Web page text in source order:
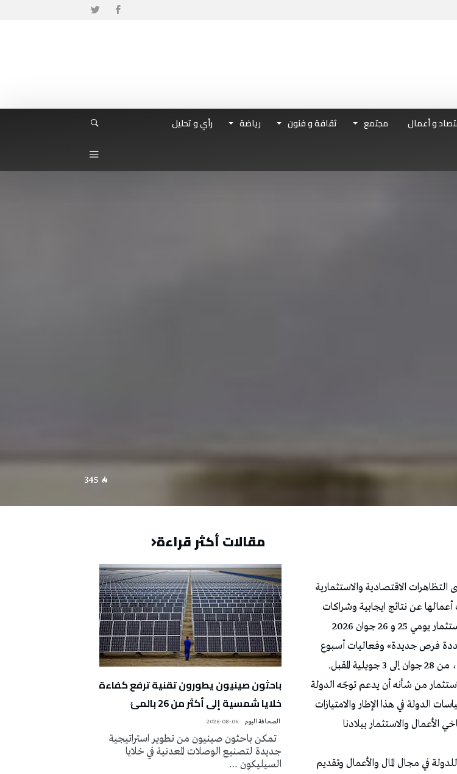
و أعمال مجتمع ثقافة و فنون رياضة
رأي و تحليل
345
الاقتصادية والاستثمارية
عن نتائج ايجابية وشراكات
مثمرة ،حيث يتم حاليا وضع اللمسات الأخيرة لاحتضان منتدى تونس للاستثمار يومي 25 و 26 جوان 2026
فرص جديدة» وفعاليات أسبوع
من شأنه أن يدعم توجّه الدولة
الدولة في هذا الإطار والامتيازات
الأعمال والاستثمار ببلادنا
في مجال المال والأعمال وتقديم
مقالات أكثر قراءة
باحثون صينيون يطورون تقنية ترفع كفاءة
خلايا شمسية إلى أكثر من 26 بالمئ
2026-08-06
تمكن باحثون صينيون من تطوير استراتيجية
جديدة لتصنيع الوصلات المعدنية في خلايا
السيليكون …